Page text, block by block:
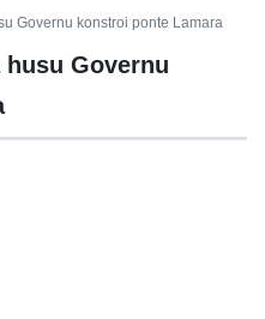
Governu konstroi ponte Lamara
husu Governu